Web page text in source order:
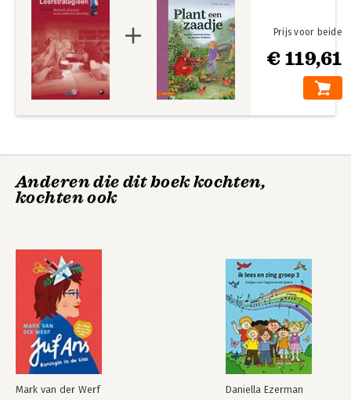
€ 119,61
Prijs voor beide
Anderen die dit boek kochten,
kochten ook
Mark van der Werf Daniella Ezerman